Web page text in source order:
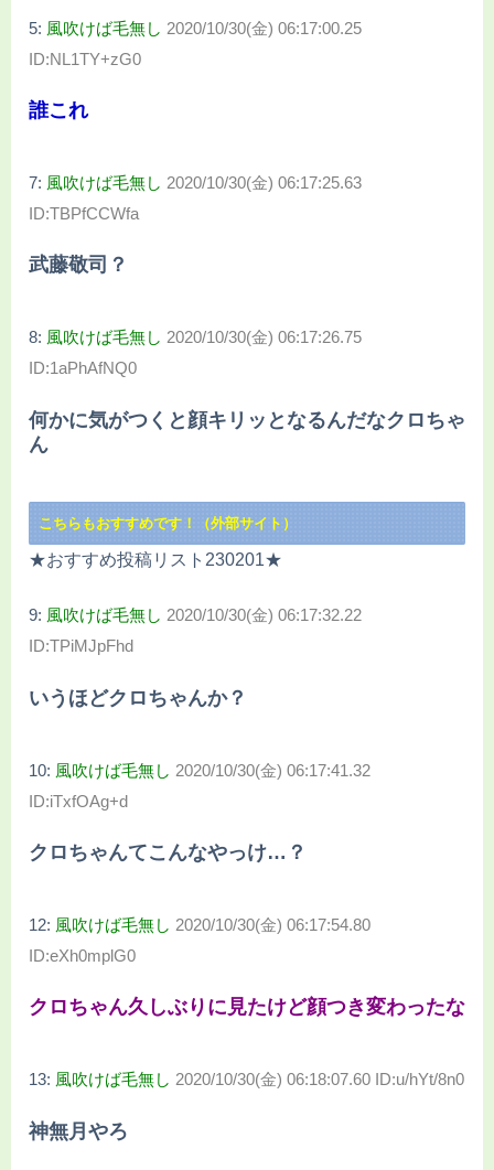
5: 風吹けば毛無し 2020/10/30(金) 06:17:00.25
ID:NL1TY+zG0
誰これ
7: 風吹けば毛無し 2020/10/30(金) 06:17:25.63
ID:TBPfCCWfa
武藤敬司？
8: 風吹けば毛無し 2020/10/30(金) 06:17:26.75
ID:1aPhAfNQ0
何かに気がつくと顔キリッとなるんだなクロちゃ
ん
こちらもおすすめです！（外部サイト）
★おすすめ投稿リスト230201★
9: 風吹けば毛無し 2020/10/30(金) 06:17:32.22
ID:TPiMJpFhd
いうほどクロちゃんか？
10: 風吹けば毛無し 2020/10/30(金) 06:17:41.32
ID:iTxfOAg+d
クロちゃんてこんなやっけ…？
12: 風吹けば毛無し 2020/10/30(金) 06:17:54.80
ID:eXh0mplG0
クロちゃん久しぶりに見たけど顔つき変わったな
13: 風吹けば毛無し 2020/10/30(金) 06:18:07.60 ID:u/hYt/8n0
神無月やろ